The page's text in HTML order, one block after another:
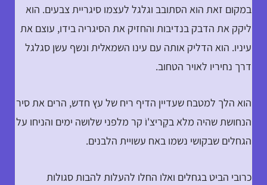
במקום זאת הוא הסתובב וגלגל לעצמו סיגריית צבעים. הוא
ליקק את הדבק בנדיבות והחזיק את הסיגריה בידו, עוצם את
עיניו. הוא הדליק אותה עם עינו השמאלית ונשף עשן סגלגל
דרך נחיריו לאויר הטחוב.
הוא הלך למטבח שעדיין הדיף ריח של עץ חדש, הרים את סיר
הנחושת שהיה מלא בקָריצ'וֹ קר מלפני שלושה ימים והניחו על
הגחלים שבקושי נשמו באח עשויית הלבנים.
כרובי הביט בגחלים ואלו החלו להעלות להבות סגולות